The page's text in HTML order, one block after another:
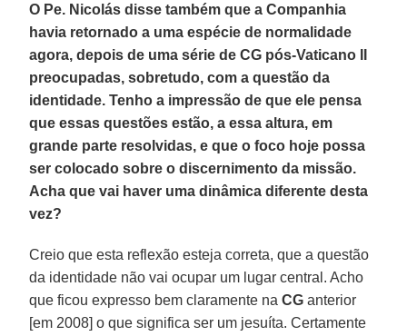
O Pe. Nicolás disse também que a Companhia
havia retornado a uma espécie de normalidade
agora, depois de uma série de CG pós-Vaticano II
preocupadas, sobretudo, com a questão da
identidade. Tenho a impressão de que ele pensa
que essas questões estão, a essa altura, em
grande parte resolvidas, e que o foco hoje possa
ser colocado sobre o discernimento da missão.
Acha que vai haver uma dinâmica diferente desta
vez?
Creio que esta reflexão esteja correta, que a questão
da identidade não vai ocupar um lugar central. Acho
que ficou expresso bem claramente naCG anterior
[em 2008] o que significa ser um jesuíta. Certamente